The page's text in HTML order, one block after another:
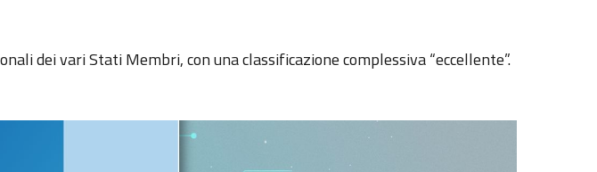
dei vari Stati Membri, con una classificazione complessiva “eccellente”.